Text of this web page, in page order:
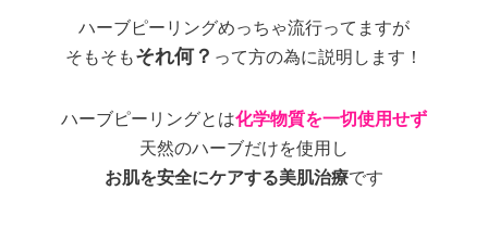
ハーブピーリングめっちゃ流行ってますが
そもそもそれ何？ って方の為に説明します！
ハーブピーリングとは化学物質を一切使用せず
天然のハーブだけを使用し
お肌を安全にケアする美肌治療です